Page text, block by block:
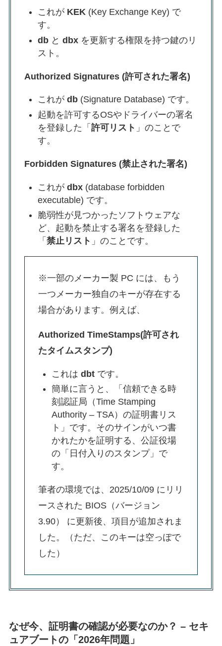
これが KEK(Key Exchange Key) で
す。
dbと dbxを更新する権限を持つ鍵のリ
スト。
Authorized Signatures (許可された署名)
これが db(Signature Database) です。
起動を許可するOSやドライバーの署名
を登録した「 許可リスト 」のことで
す。
Forbidden Signatures (禁止された署名)
これが dbx(database forbidden
executable) です。
脆弱性が見つかったソフトウェアな
ど、起動を禁止する署名を登録した
「 禁止リスト 」のことです。
※一部のメーカー製 PC には、もう
一つメーカー独自のキーが存在する
場合があります。例えば、
Authorized TimeStamps(許可され
たタイムスタンプ)
これは dbtです。
簡単に言うと、「信頼できる時
刻認証局（Time Stamping
Authority – TSA）の証明書リス
ト」です。そのサインがいつ書
かれたかを証明する、公証役場
の「日付入りのスタンプ」で
す。
筆者の環境では、2025/10/09 にリリ
ースされた BIOS（バージョン
3.90） に更新後、項目が追加されま
した。（ただ、このキーは空っぽで
した）
なぜ今、証明書の確認が必要なのか？ – セキ
ュアブートの「2026年問題」